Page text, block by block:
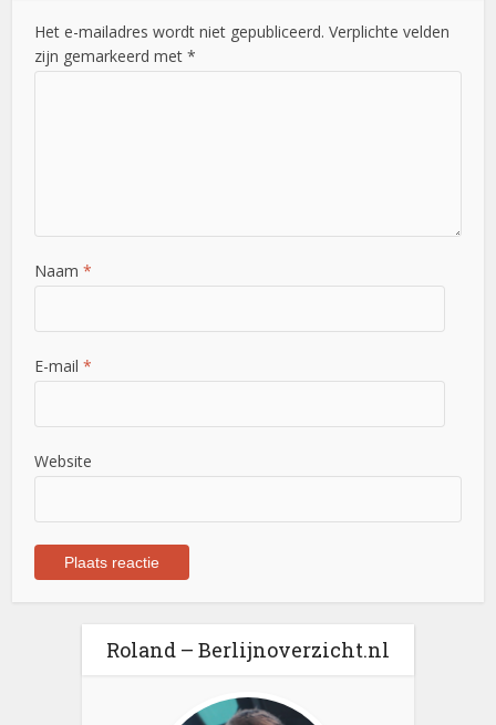
Het e-mailadres wordt niet gepubliceerd. Verplichte velden
zijn gemarkeerd met *
Naam*
E-mail*
Website
Roland – Berlijnoverzicht.nl